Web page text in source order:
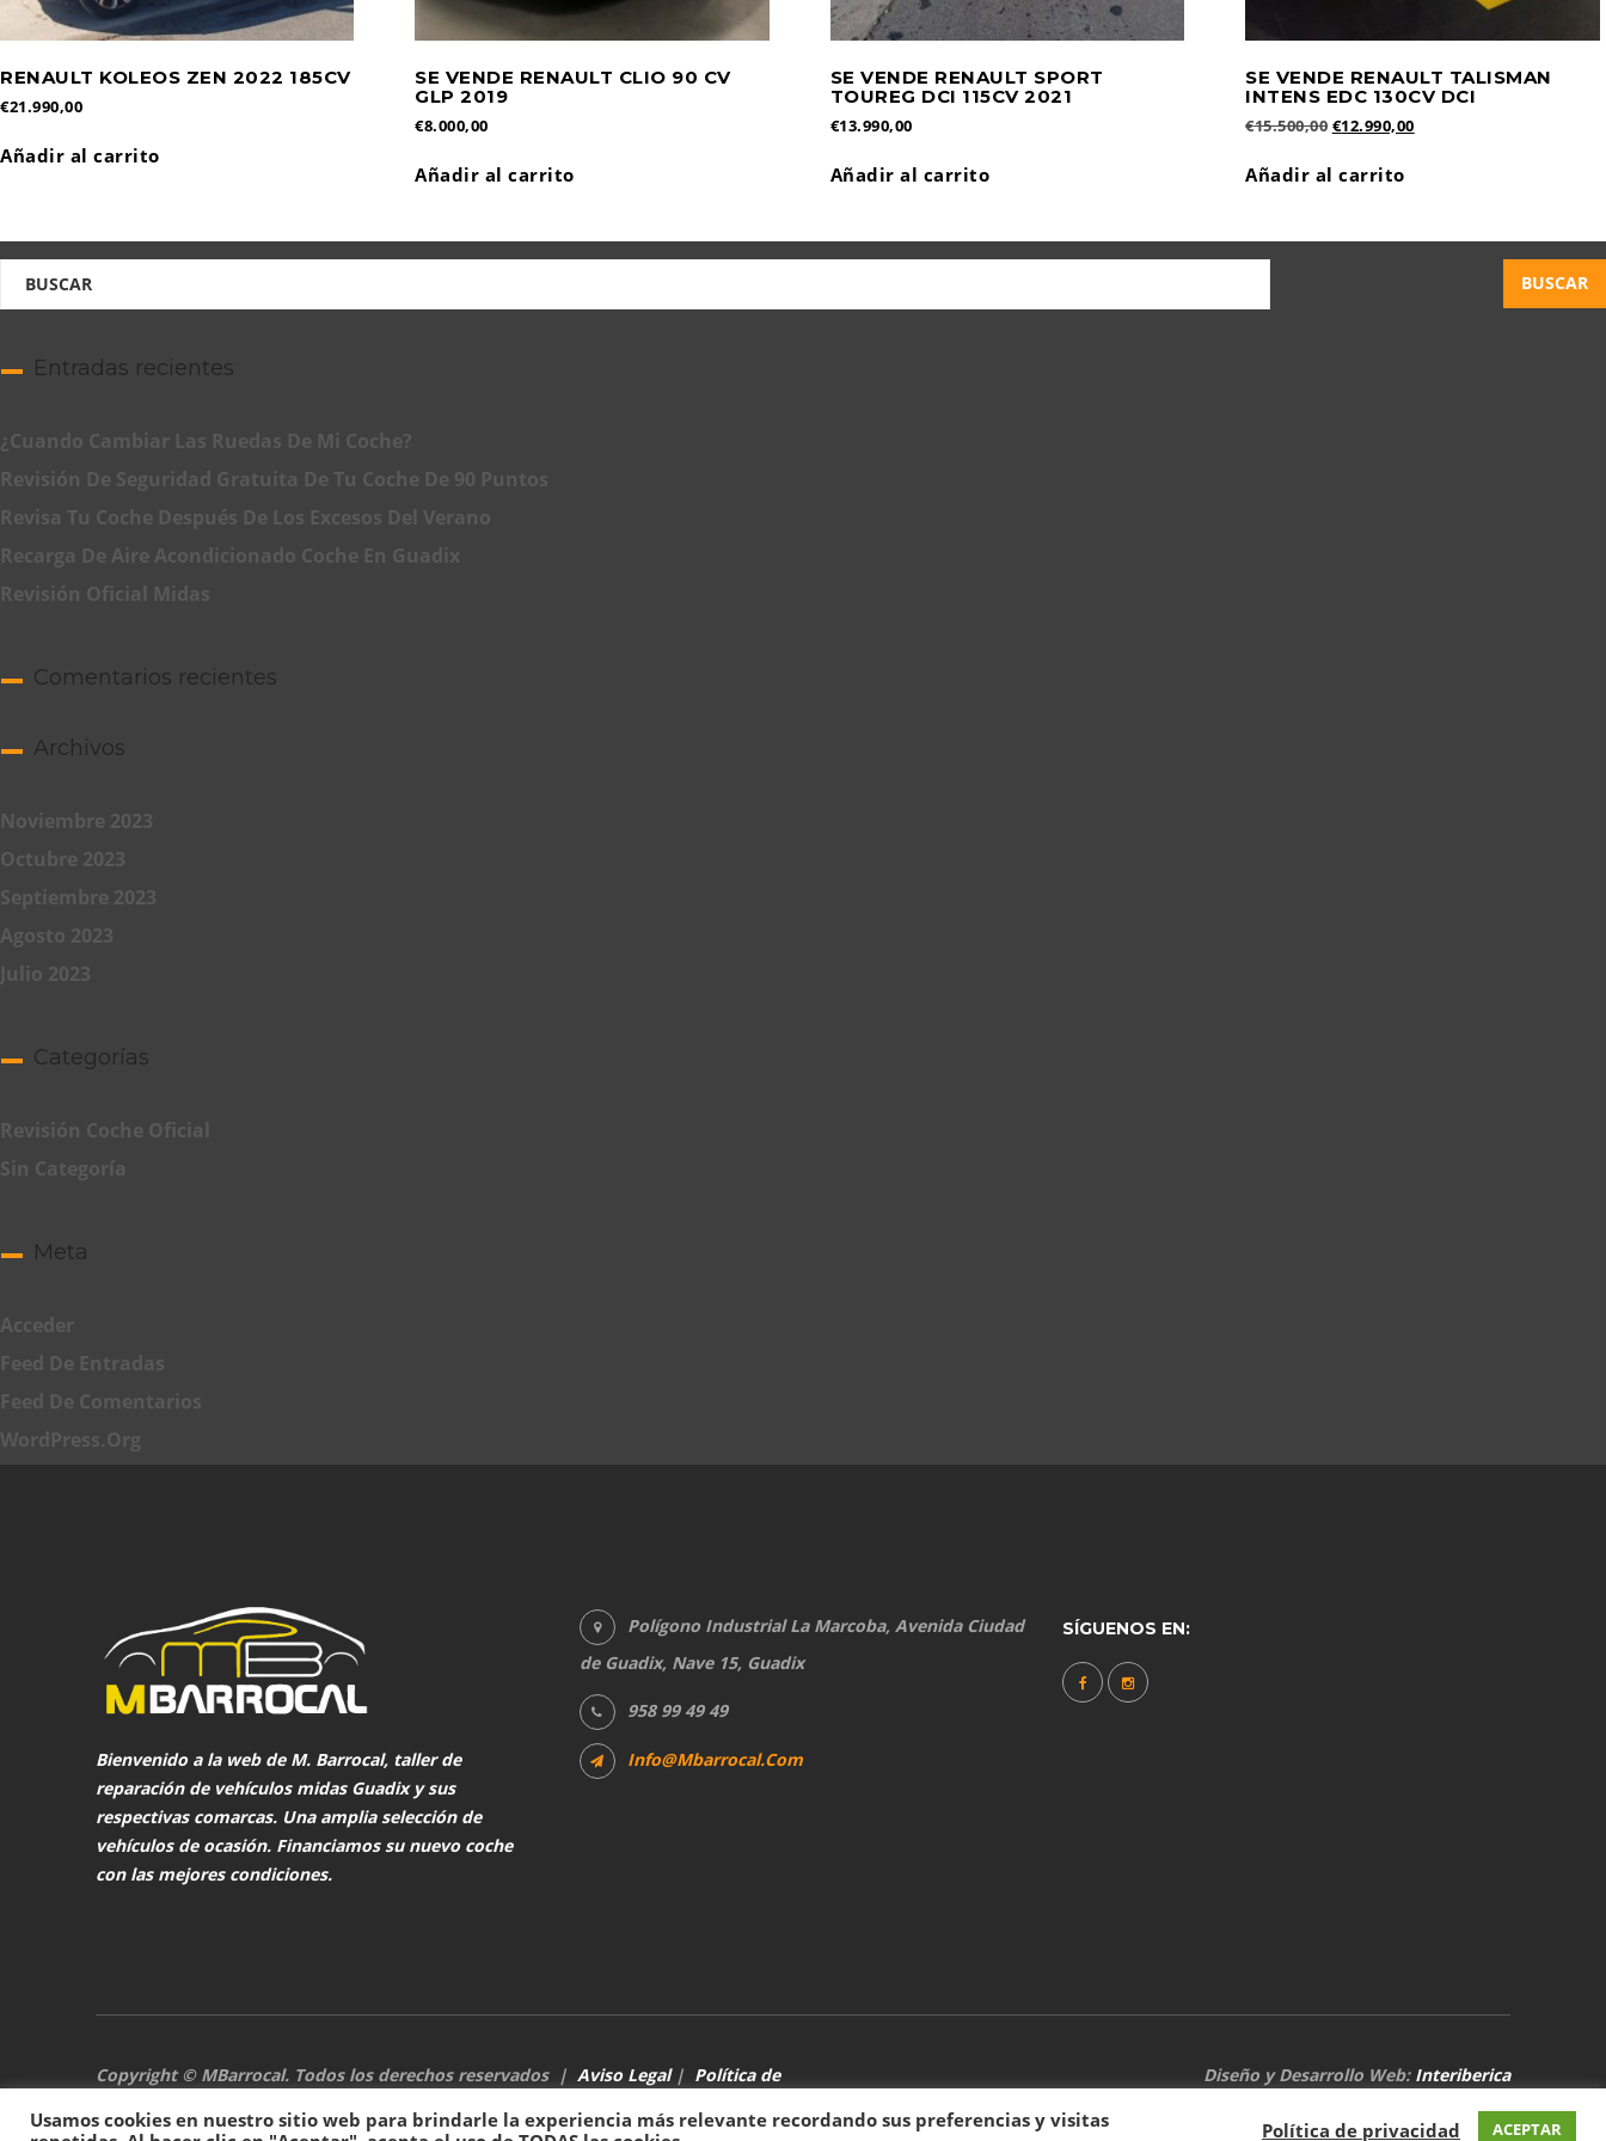
RENAULT KOLEOS ZEN 2022 185CV
€21.990,00
Añadir al carrito
SE VENDE RENAULT CLIO 90 CV
GLP 2019
€8.000,00
Añadir al carrito
SE VENDE RENAULT SPORT
TOUREG DCI 115CV 2021
€13.990,00
Añadir al carrito
SE VENDE RENAULT TALISMAN
INTENS EDC 130CV DCI
€15.500,00 El
original
€12.990,00El
Añadir al carrito
Entradas recientes
¿Cuando Cambiar Las Ruedas De Mi Coche?
Revisión De Seguridad Gratuita De Tu Coche De 90 Puntos
Revisa Tu Coche Después De Los Excesos Del Verano
Recarga De Aire Acondicionado Coche En Guadix
Revisión Oficial Midas
Comentarios recientes
Archivos
Noviembre 2023
Octubre 2023
Septiembre 2023
Agosto 2023
Julio 2023
Categorías
Revisión Coche Oficial
Sin Categoría
Meta
Acceder
Feed De Entradas
Feed De Comentarios
WordPress.org
Bienvenido a la web de M. Barrocal, taller de
reparación de vehículos midas Guadix y sus
respectivas comarcas. Una amplia selección de
vehículos de ocasión. Financiamos su nuevo coche
con las mejores condiciones.
Polígono Industrial La Marcoba, Avenida Ciudad
de Guadix, Nave 15, Guadix
958 99 49 49
Info@mbarrocal.com
SÍGUENOS EN:
Copyright © MBarrocal. Todos los derechos reservados | Aviso Legal| Política de
Diseño y Desarrollo Web: Interiberica
Usamos cookies en nuestro sitio web para brindarle la experiencia más relevante recordando sus preferencias y visitas
Política de privacidad ACEPTAR